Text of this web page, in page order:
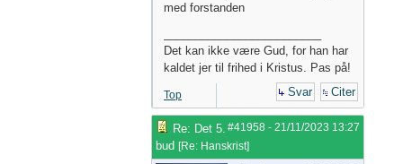
med forstanden
Det kan ikke være Gud, for han har
kaldet jer til frihed i Kristus. Pas på!
Top Svar Citer
#41958 - 21/11/2023 13:27
Re: Det 5.
bud [Re: Hanskrist]